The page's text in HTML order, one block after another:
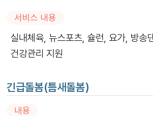
서비스 내용
실내체육, 뉴스포츠, 슐런, 요가, 방송
건강관리 지원
긴급돌봄(틈새돌봄)
내용